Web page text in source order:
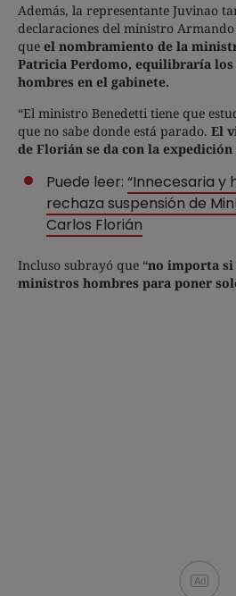
Además, la representante Juvinao
declaraciones del ministro
que el nombramiento de la
Patricia Perdomo, equilibraría los
hombres en el gabinete.
“El ministro Benedetti tiene que
que no sabe donde está parado. El
de Florián se da con la expedición
Puede leer: “Innecesaria y
rechaza suspensión de
Carlos Florián
Incluso subrayó que “no importa si
ministros hombres para poner
Ad